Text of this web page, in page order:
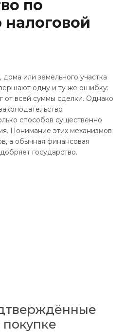
по
или земельного участка
одну и ту же ошибку:
от всей суммы сделки. Однако
способов существенно
Понимание этих механизмов
а обычная финансовая
государство.